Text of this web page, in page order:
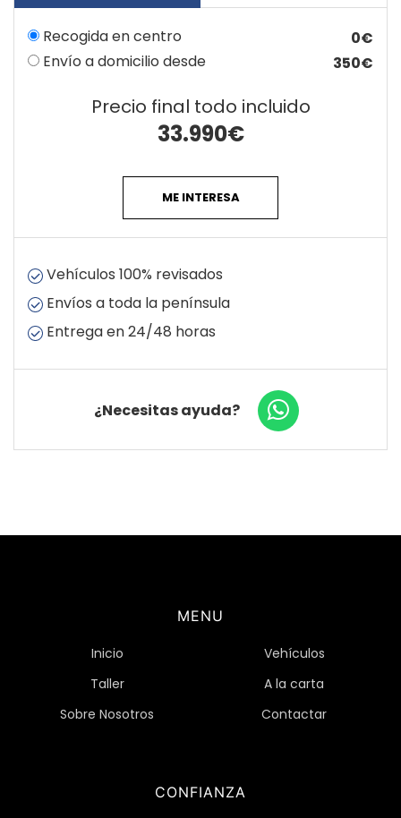
Recogida en centro
0€
Envío a domicilio desde
350€
Precio final todo incluido
33.990€
ME INTERESA
Vehículos 100% revisados
Envíos a toda la península
Entrega en 24/48 horas
¿Necesitas ayuda?
MENU
Inicio
Vehículos
Taller
A la carta
Sobre Nosotros
Contactar
CONFIANZA